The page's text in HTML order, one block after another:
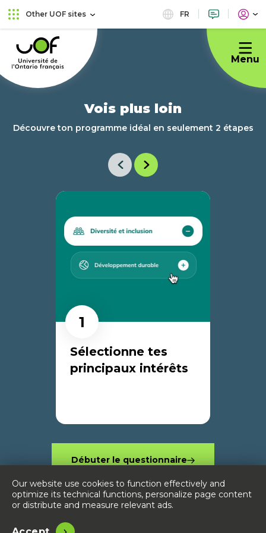
Skip
to
menu
Skip
to
Other UOF sites FR
Université
de
l'Ontario
français
Menu
Vois plus loin
Découvre ton programme idéal en seulement 2 étapes
Previous
item
Next
item
1
Sélectionne tes
principaux intérêts
Débuter le questionnaire
Our website use cookies to function effectively and
optimize its technical functions, personalize page content
or distribute and measure relevant ads.